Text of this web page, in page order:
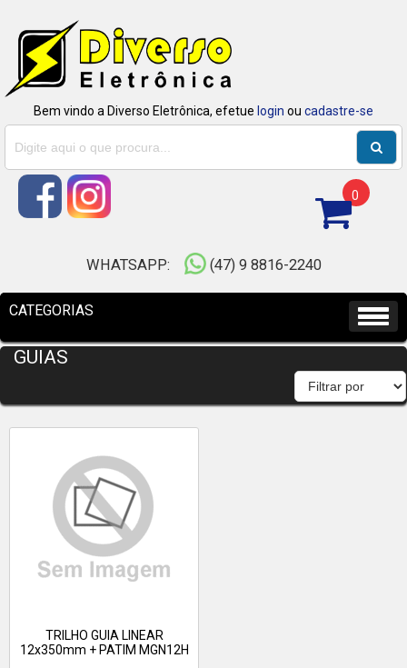
Bem vindo a Diverso Eletrônica, efetue login ou cadastre-se
0
WHATSAPP: (47) 9 8816-2240
GUIAS
TRILHO GUIA LINEAR
12x350mm + PATIM MGN12H